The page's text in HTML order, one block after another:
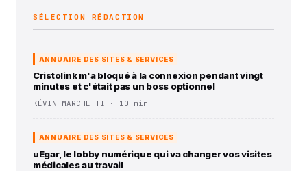
SÉLECTION RÉDACTION
ANNUAIRE DES SITES & SERVICES
Cristolink m'a bloqué à la connexion pendant vingt
minutes et c'était pas un boss optionnel
KÉVIN MARCHETTI · 10 min
ANNUAIRE DES SITES & SERVICES
uEgar, le lobby numérique qui va changer vos visites
médicales au travail